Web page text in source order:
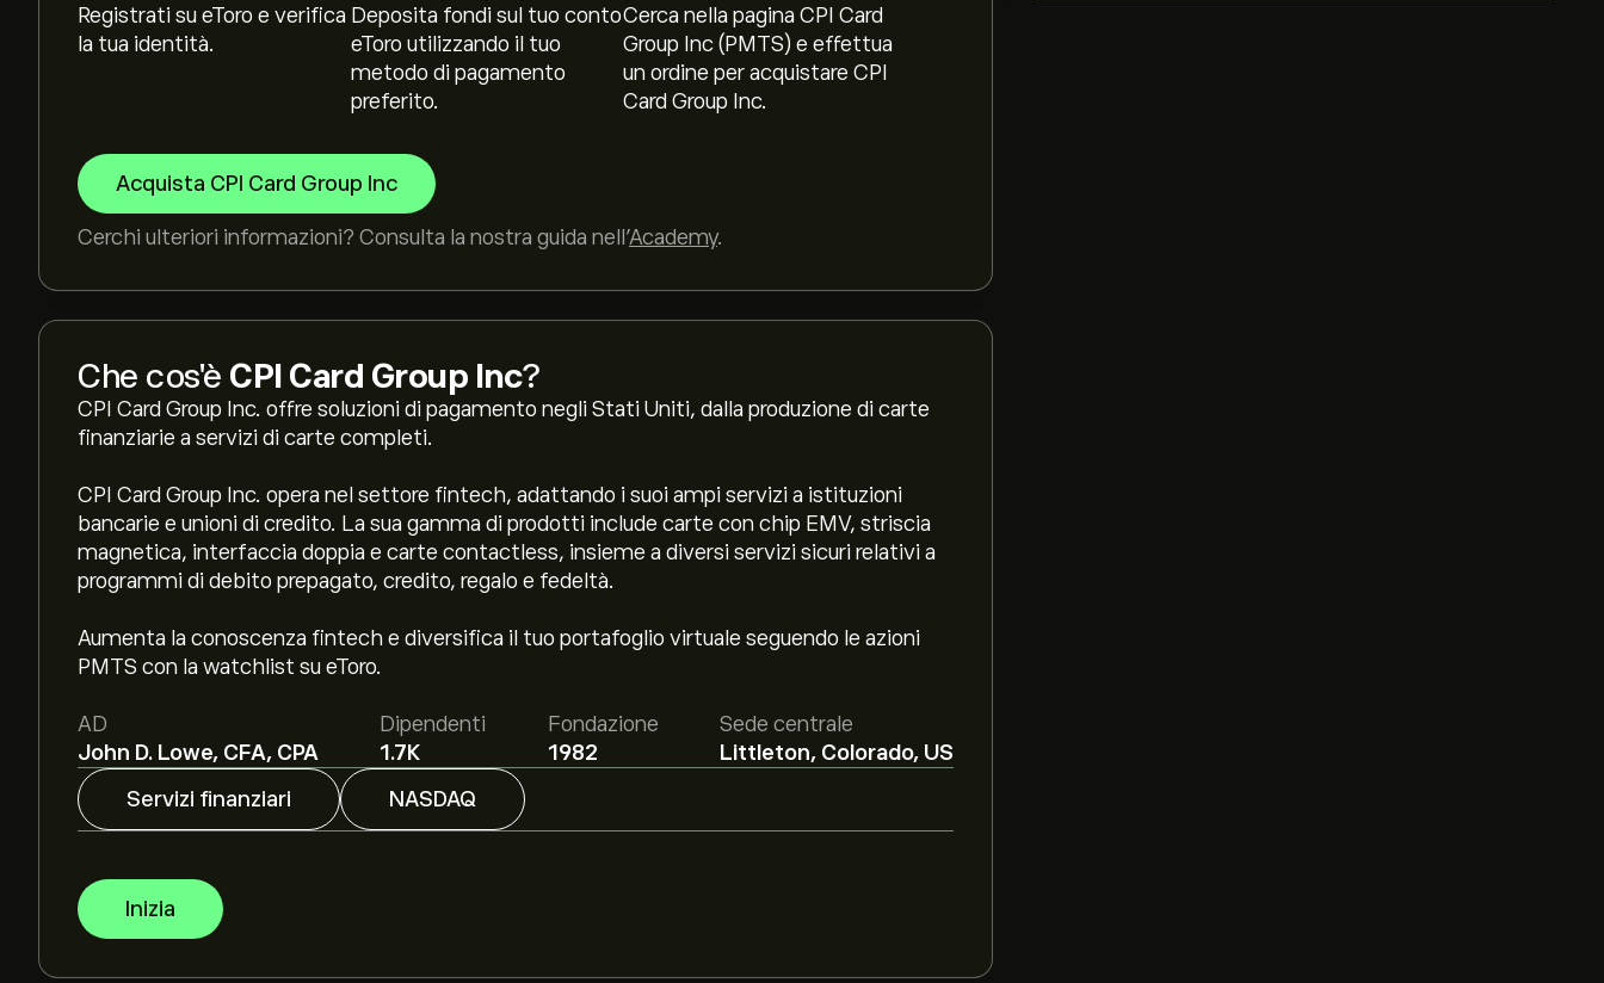
Registrati su eToro e verifica
la tua identità.
Deposita fondi sul tuo conto
eToro utilizzando il tuo
metodo di pagamento
preferito.
Cerca nella pagina CPI Card
Group Inc (PMTS) e effettua
un ordine per acquistare CPI
Card Group Inc.
Acquista CPI Card Group Inc
Cerchi ulteriori informazioni? Consulta la nostra guida nell’Academy.
Che cos'è CPI Card Group Inc?
CPI Card Group Inc. offre soluzioni di pagamento negli Stati Uniti, dalla produzione di carte
finanziarie a servizi di carte completi.
CPI Card Group Inc. opera nel settore fintech, adattando i suoi ampi servizi a istituzioni
bancarie e unioni di credito. La sua gamma di prodotti include carte con chip EMV, striscia
magnetica, interfaccia doppia e carte contactless, insieme a diversi servizi sicuri relativi a
programmi di debito prepagato, credito, regalo e fedeltà.
Aumenta la conoscenza fintech e diversifica il tuo portafoglio virtuale seguendo le azioni
PMTS con la watchlist su eToro.
AD
John D. Lowe, CFA, CPA
Dipendenti
1.7K
Fondazione
1982
Sede centrale
Littleton, Colorado, US
Servizi finanziari
NASDAQ
Inizia